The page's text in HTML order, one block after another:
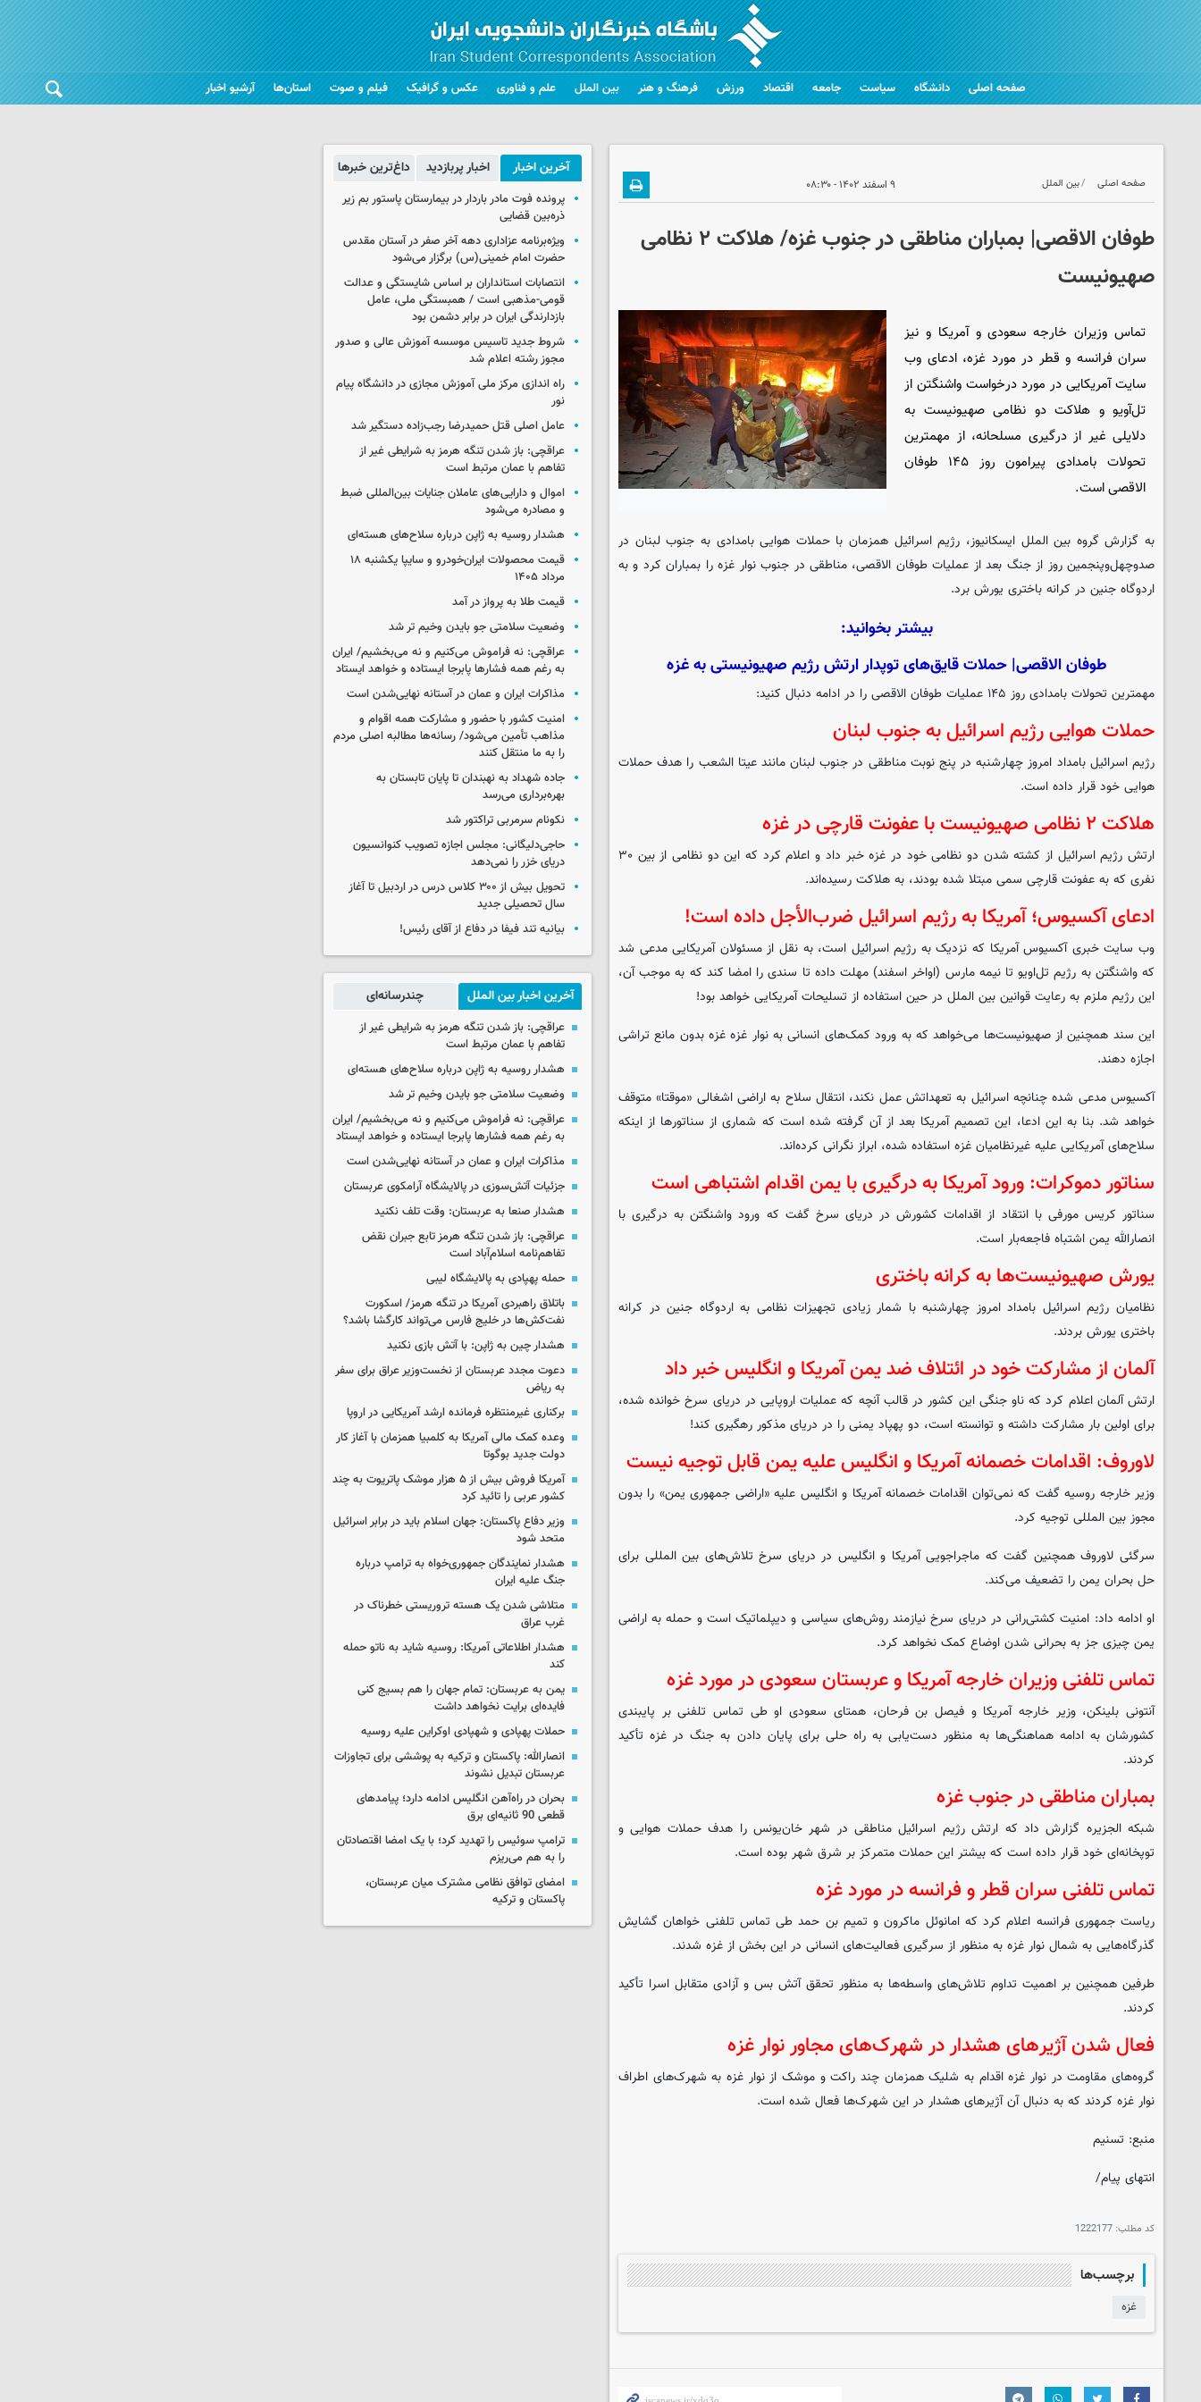
صفحه اصلی دانشگاه سیاست جامعه اقتصاد ورزش فرهنگ و هنر بین الملل علم و فناوری عکس و گرافیک فیلم و صوت استان‌ها آرشیو اخبار
صفحه اصلی بین الملل ۹ اسفند ۱۴۰۲ - ۰۸:۳۰
طوفان الاقصی| بمباران مناطقی در جنوب غزه/ هلاکت ۲ نظامی
صهیونیست
تماس وزیران خارجه سعودی و آمریکا و نیز
سران فرانسه و قطر در مورد غزه، ادعای وب
سایت آمریکایی در مورد درخواست واشنگتن از
تل‌آویو و هلاکت دو نظامی صهیونیست به
دلایلی غیر از درگیری مسلحانه، از مهمترین
تحولات بامدادی پیرامون روز ۱۴۵ طوفان
الاقصی است.
به گزارش گروه بین المللایسکانیوز، رژیم اسرائیل همزمان با حملات هوایی بامدادی به جنوب لبنان در
صدوچهل‌وپنجمین روز از جنگ بعد از عملیات طوفان الاقصی، مناطقی در جنوب نوار غزه را بمباران کرد و به
اردوگاه جنین در کرانه باختری یورش برد.
بیشتر بخوانید:
طوفان الاقصی| حملات قایق‌های توپدار ارتش رژیم صهیونیستی به غزه
مهمترین تحولات بامدادی روز ۱۴۵ عملیات طوفان الاقصی را در ادامه دنبال کنید:
حملات هوایی رژیم اسرائیل به جنوب لبنان
رژیم اسرائیل بامداد امروز چهارشنبه در پنج نوبت مناطقی در جنوب لبنان مانند عیتا الشعب را هدف حملات
هوایی خود قرار داده است.
هلاکت ۲ نظامی صهیونیست با عفونت قارچی در غزه
ارتش رژیم اسرائیل از کشته شدن دو نظامی خود در غزه خبر داد و اعلام کرد که این دو نظامی از بین ۳۰
نفری که به عفونت قارچی سمی مبتلا شده بودند، به هلاکت رسیده‌اند.
ادعای آکسیوس؛ آمریکا به رژیم اسرائیل ضرب‌الأجل داده است!
وب سایت خبری آکسیوس آمریکا که نزدیک به رژیم اسرائیل است، به نقل از مسئولان آمریکایی مدعی شد
که واشنگتن به رژیم تل‌اویو تا نیمه مارس (اواخر اسفند) مهلت داده تا سندی را امضا کند که به موجب آن،
این رژیم ملزم به رعایت قوانین بین الملل در حین استفاده از تسلیحات آمریکایی خواهد بود!
این سند همچنین از صهیونیست‌ها می‌خواهد که به ورود کمک‌های انسانی به نوار غزه غزه بدون مانع تراشی
اجازه دهند.
آکسیوس مدعی شده چنانچه اسرائیل به تعهداتش عمل نکند، انتقال سلاح به اراضی اشغالی «موقتا» متوقف
خواهد شد. بنا به این ادعا، این تصمیم آمریکا بعد از آن گرفته شده است که شماری از سناتورها از اینکه
سلاح‌های آمریکایی علیه غیرنظامیان غزه استفاده شده، ابراز نگرانی کرده‌اند.
سناتور دموکرات: ورود آمریکا به درگیری با یمن اقدام اشتباهی است
سناتور کریس مورفی با انتقاد از اقدامات کشورش در دریای سرخ گفت که ورود واشنگتن به درگیری با
انصارالله یمن اشتباه فاجعه‌بار است.
یورش صهیونیست‌ها به کرانه باختری
نظامیان رژیم اسرائیل بامداد امروز چهارشنبه با شمار زیادی تجهیزات نظامی به اردوگاه جنین در کرانه
باختری یورش بردند.
آلمان از مشارکت خود در ائتلاف ضد یمن آمریکا و انگلیس خبر داد
ارتش آلمان اعلام کرد که ناو جنگی این کشور در قالب آنچه که عملیات اروپایی در دریای سرخ خوانده شده،
برای اولین بار مشارکت داشته و توانسته است، دو پهپاد یمنی را در دریای مذکور رهگیری کند!
لاوروف: اقدامات خصمانه آمریکا و انگلیس علیه یمن قابل توجیه نیست
وزیر خارجه روسیه گفت که نمی‌توان اقدامات خصمانه آمریکا و انگلیس علیه «اراضی جمهوری یمن» را بدون
مجوز بین المللی توجیه کرد.
سرگئی لاوروف همچنین گفت که ماجراجویی آمریکا و انگلیس در دریای سرخ تلاش‌های بین المللی برای
حل بحران یمن را تضعیف می‌کند.
او ادامه داد: امنیت کشتی‌رانی در دریای سرخ نیازمند روش‌های سیاسی و دیپلماتیک است و حمله به اراضی
یمن چیزی جز به بحرانی شدن اوضاع کمک نخواهد کرد.
تماس تلفنی وزیران خارجه آمریکا و عربستان سعودی در مورد غزه
آنتونی بلینکن، وزیر خارجه آمریکا و فیصل بن فرحان، همتای سعودی او طی تماس تلفنی بر پایبندی
کشورشان به ادامه هماهنگی‌ها به منظور دست‌یابی به راه حلی برای پایان دادن به جنگ در غزه تأکید
کردند.
بمباران مناطقی در جنوب غزه
شبکه الجزیره گزارش داد که ارتش رژیم اسرائیل مناطقی در شهر خان‌یونس را هدف حملات هوایی و
توپخانه‌ای خود قرار داده است که بیشتر این حملات متمرکز بر شرق شهر بوده است.
تماس تلفنی سران قطر و فرانسه در مورد غزه
ریاست جمهوری فرانسه اعلام کرد که امانوئل ماکرون و تمیم بن حمد طی تماس تلفنی خواهان گشایش
گذرگاه‌هایی به شمال نوار غزه به منظور از سرگیری فعالیت‌های انسانی در این بخش از غزه شدند.
طرفین همچنین بر اهمیت تداوم تلاش‌های واسطه‌ها به منظور تحقق آتش بس و آزادی متقابل اسرا تأکید
کردند.
فعال شدن آژیرهای هشدار در شهرک‌های مجاور نوار غزه
گروه‌های مقاومت در نوار غزه اقدام به شلیک همزمان چند راکت و موشک از نوار غزه به شهرک‌های اطراف
نوار غزه کردند که به دنبال آن آژیرهای هشدار در این شهرک‌ها فعال شده است.
منبع: تسنیم
انتهای پیام/
کد مطلب: 1222177
برچسب‌ها
غزه
آخرین اخبار اخبار پربازدید داغ‌ترین خبرها
پرونده فوت مادر باردار در بیمارستان پاستور بم زیر
ذره‌بین قضایی
ویژه‌برنامه عزاداری دهه آخر صفر در آستان مقدس
حضرت امام خمینی(س) برگزار می‌شود
انتصابات استانداران بر اساس شایستگی و عدالت
قومی-مذهبی است / همبستگی ملی، عامل
بازدارندگی ایران در برابر دشمن بود
شروط جدید تاسیس موسسه آموزش عالی و صدور
مجوز رشته اعلام شد
راه اندازی مرکز ملی آموزش مجازی در دانشگاه پیام
نور
عامل اصلی قتل حمیدرضا رجب‌زاده دستگیر شد
عراقچی: باز شدن تنگه هرمز به شرایطی غیر از
تفاهم با عمان مرتبط است
اموال و دارایی‌های عاملان جنایات بین‌المللی ضبط
و مصادره می‌شود
هشدار روسیه به ژاپن درباره سلاح‌های هسته‌ای
قیمت محصولات ایران‌خودرو و سایپا یکشنبه ۱۸
مرداد ۱۴۰۵
قیمت طلا به پرواز در آمد
وضعیت سلامتی جو بایدن وخیم تر شد
عراقچی: نه فراموش می‌کنیم و نه می‌بخشیم/ ایران
به رغم همه فشارها پابرجا ایستاده و خواهد ایستاد
مذاکرات ایران و عمان در آستانه نهایی‌شدن است
امنیت کشور با حضور و مشارکت همه اقوام و
مذاهب تأمین می‌شود/ رسانه‌ها مطالبه اصلی مردم
را به ما منتقل کنند
جاده شهداد به نهبندان تا پایان تابستان به
بهره‌برداری می‌رسد
نکونام سرمربی تراکتور شد
حاجی‌دلیگانی: مجلس اجازه تصویب کنوانسیون
دریای خزر را نمی‌دهد
تحویل بیش از ۳۰۰ کلاس درس در اردبیل تا آغاز
سال تحصیلی جدید
بیانیه تند فیفا در دفاع از آقای رئیس!
آخرین اخبار بین الملل چندرسانه‌ای
عراقچی: باز شدن تنگه هرمز به شرایطی غیر از
تفاهم با عمان مرتبط است
هشدار روسیه به ژاپن درباره سلاح‌های هسته‌ای
وضعیت سلامتی جو بایدن وخیم تر شد
عراقچی: نه فراموش می‌کنیم و نه می‌بخشیم/ ایران
به رغم همه فشارها پابرجا ایستاده و خواهد ایستاد
مذاکرات ایران و عمان در آستانه نهایی‌شدن است
جزئیات آتش‌سوزی در پالایشگاه آرامکوی عربستان
هشدار صنعا به عربستان: وقت تلف نکنید
عراقچی: باز شدن تنگه هرمز تابع جبران نقض
تفاهم‌نامه اسلام‌آباد است
حمله پهپادی به پالایشگاه لیبی
باتلاق راهبردی آمریکا در تنگه هرمز/ اسکورت
نفت‌کش‌ها در خلیج فارس می‌تواند کارگشا باشد؟
هشدار چین به ژاپن: با آتش بازی نکنید
دعوت مجدد عربستان از نخست‌وزیر عراق برای سفر
به ریاض
برکناری غیرمنتظره فرمانده ارشد آمریکایی در اروپا
وعده کمک مالی آمریکا به کلمبیا همزمان با آغاز کار
دولت جدید بوگوتا
آمریکا فروش بیش از ۵ هزار موشک پاتریوت به چند
کشور عربی را تائید کرد
وزیر دفاع پاکستان: جهان اسلام باید در برابر اسرائیل
متحد شود
هشدار نمایندگان جمهوری‌خواه به ترامپ درباره
جنگ علیه ایران
متلاشی شدن یک هسته تروریستی خطرناک در
غرب عراق
هشدار اطلاعاتی آمریکا: روسیه شاید به ناتو حمله
کند
یمن به عربستان: تمام جهان را هم بسیج کنی
فایده‌ای برایت نخواهد داشت
حملات پهپادی و شهپادی اوکراین علیه روسیه
انصارالله: پاکستان و ترکیه به پوششی برای تجاوزات
عربستان تبدیل نشوند
بحران در راه‌آهن انگلیس ادامه دارد؛ پیامدهای
قطعی 90 ثانیه‌ای برق
ترامپ سوئیس را تهدید کرد؛ با یک امضا اقتصادتان
را به هم می‌ریزم
امضای توافق نظامی مشترک میان عربستان،
پاکستان و ترکیه